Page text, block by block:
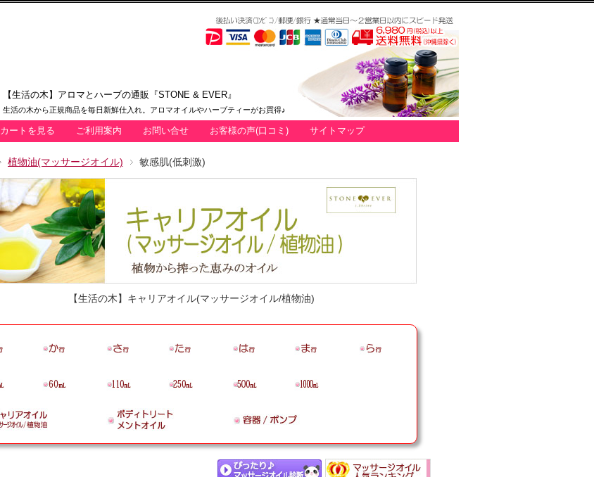
【生活の木】アロマとハーブの通販『STONE & EVER』
生活の木から正規商品を毎日新鮮仕入れ。アロマオイルやハーブティーがお買得♪
カートを見る ご利用案内 お問い合せ お客様の声(口コミ) サイトマップ
植物油(マッサージオイル) 敏感肌(低刺激)
【生活の木】キャリアオイル(マッサージオイル/植物油)